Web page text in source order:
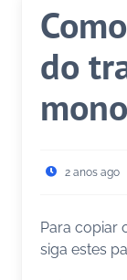
do
2 anos ago
Para copiar
siga estes